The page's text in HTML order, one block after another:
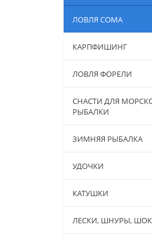
ЛОВЛЯ СОМА
КАРПФИШИНГ
ЛОВЛЯ ФОРЕЛИ
СНАСТИ ДЛЯ
РЫБАЛКИ
ЗИМНЯЯ РЫБАЛКА
УДОЧКИ
КАТУШКИ
ЛЕСКИ, ШНУРЫ,